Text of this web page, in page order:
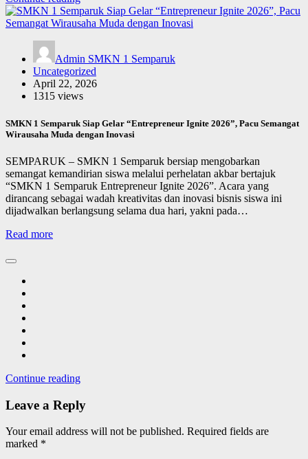
Admin SMKN 1 Semparuk
Uncategorized
April 22, 2026
1315 views
SMKN 1 Semparuk Siap Gelar “Entrepreneur Ignite 2026”, Pacu Semangat
Wirausaha Muda dengan Inovasi
SEMPARUK – SMKN 1 Semparuk bersiap mengobarkan
semangat kemandirian siswa melalui perhelatan akbar bertajuk
“SMKN 1 Semparuk Entrepreneur Ignite 2026”. Acara yang
dirancang sebagai wadah kreativitas dan inovasi bisnis siswa ini
dijadwalkan berlangsung selama dua hari, yakni pada…
Read more
Continue reading
Leave a Reply
Your email address will not be published. Required fields are
marked *